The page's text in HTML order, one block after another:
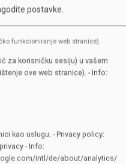
postavke.
funkcioniranje web stranice)
za korisničku sesiju) u vašem
ove web stranice). - Info:
kao uslugu. - Privacy policy:
- Info:
intl/de/about/analytics/